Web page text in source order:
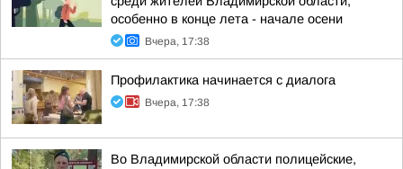
особенно в конце лета - начале осени
Вчера, 17:38
Профилактика начинается с диалога
Вчера, 17:38
Во Владимирской области полицейские,